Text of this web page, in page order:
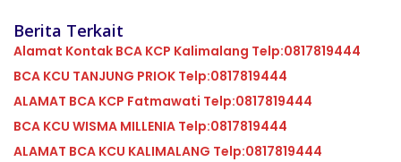
Berita Terkait
Alamat Kontak BCA KCP Kalimalang Telp:0817819444
BCA KCU TANJUNG PRIOK Telp:0817819444
ALAMAT BCA KCP Fatmawati Telp:0817819444
BCA KCU WISMA MILLENIA Telp:0817819444
ALAMAT BCA KCU KALIMALANG Telp:0817819444